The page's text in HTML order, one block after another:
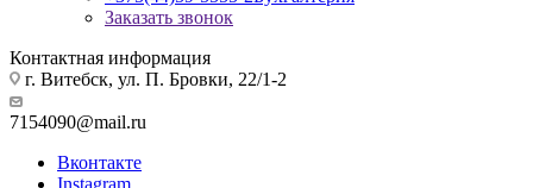
Заказать звонок
Контактная информация
г. Витебск, ул. П. Бровки, 22/1-2
7154090@mail.ru
Вконтакте
Instagram